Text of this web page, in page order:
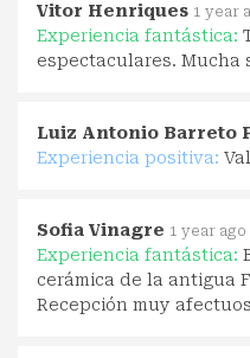
Vitor Henriques 1 year
Experiencia fantástica:
espectaculares. Mucha
Luiz Antonio Barreto
Experiencia positiva:
Sofia Vinagre 1 year ago
Experiencia fantástica:
cerámica de la antigua
Recepción muy